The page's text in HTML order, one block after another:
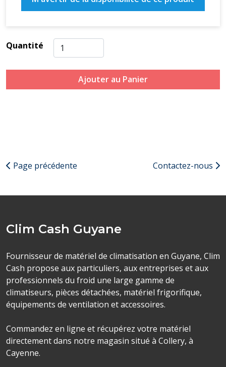
Quantité
Ajouter au Panier
Page précédente Contactez-nous
Clim Cash Guyane
Fournisseur de matériel de climatisation en Guyane, Clim
Cash propose aux particuliers, aux entreprises et aux
professionnels du froid une large gamme de
climatiseurs, pièces détachées, matériel frigorifique,
équipements de ventilation et accessoires.
Commandez en ligne et récupérez votre matériel
directement dans notre magasin situé à Collery, à
Cayenne.